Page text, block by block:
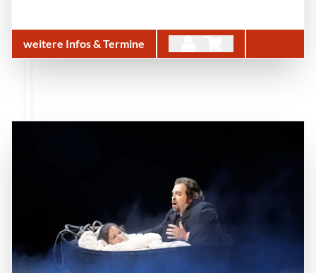
weitere Infos & Termine